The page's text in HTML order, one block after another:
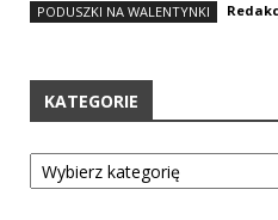
PODUSZKI NA WALENTYNKI
KATEGORIE
Kategorie